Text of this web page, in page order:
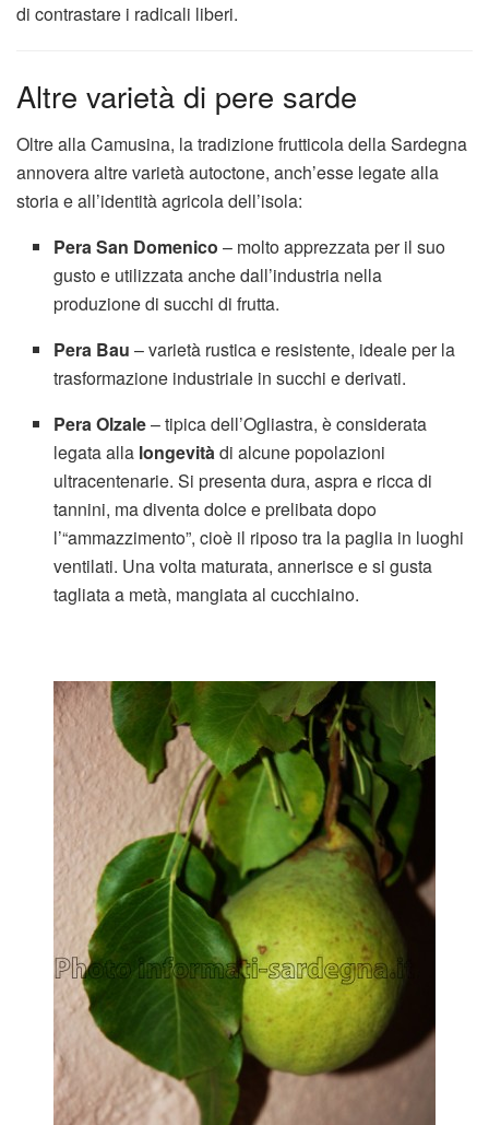
di contrastare i radicali liberi.
Altre varietà di pere sarde
Oltre alla Camusina, la tradizione frutticola della Sardegna
annovera altre varietà autoctone, anch’esse legate alla
storia e all’identità agricola dell’isola:
Pera San Domenico – molto apprezzata per il suo
gusto e utilizzata anche dall’industria nella
produzione di succhi di frutta.
Pera Bau – varietà rustica e resistente, ideale per la
trasformazione industriale in succhi e derivati.
Pera Olzale– tipica dell’Ogliastra, è considerata
legata alla longevitàdi alcune popolazioni
ultracentenarie. Si presenta dura, aspra e ricca di
tannini, ma diventa dolce e prelibata dopo
l’“ammazzimento”, cioè il riposo tra la paglia in luoghi
ventilati. Una volta maturata, annerisce e si gusta
tagliata a metà, mangiata al cucchiaino.